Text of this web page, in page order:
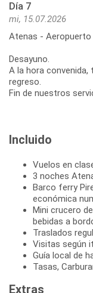
Día 7
mi, 15.07.2026
Atenas - Aeropuerto
Desayuno.
A la hora
regreso.
Fin de nuestros
Incluido
Vuelos en
3 noches
Barco ferry
económica
Mini crucero
bebidas a
Traslados
Visitas según
Guía local de
Tasas,
Extras